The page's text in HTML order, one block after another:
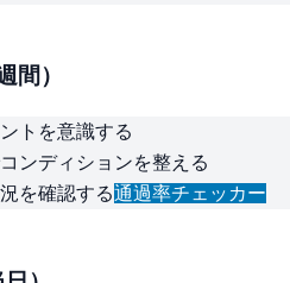
間）
トを意識する
ンディションを整える
を確認する通過率チェッカー